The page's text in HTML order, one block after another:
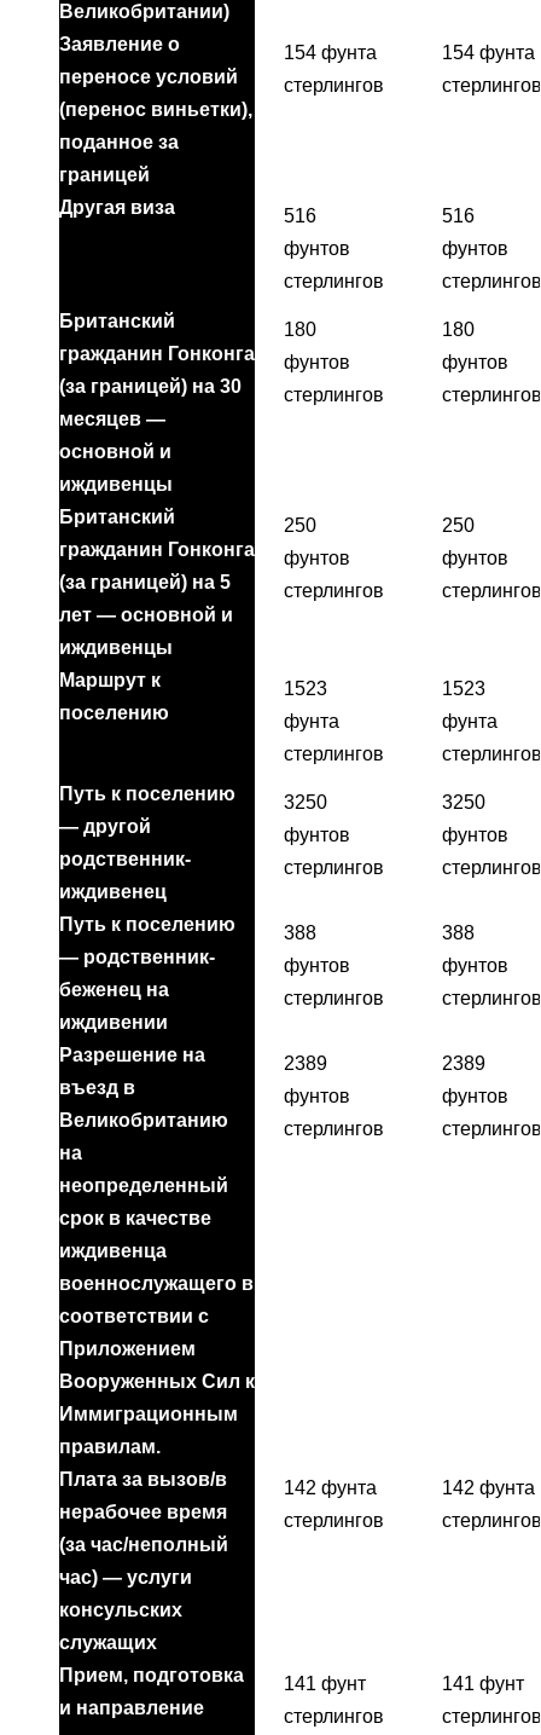
Великобритании)
Заявление о
переносе условий
(перенос виньетки),
поданное за
границей
154 фунта
стерлингов
154 фунта
стерлингов
Другая виза
516
фунтов
стерлингов
516
фунтов
стерлингов
Британский
гражданин Гонконга
(за границей) на 30
месяцев —
основной и
иждивенцы
180
фунтов
стерлингов
180
фунтов
стерлингов
Британский
гражданин Гонконга
(за границей) на 5
лет — основной и
иждивенцы
250
фунтов
стерлингов
250
фунтов
стерлингов
Маршрут к
поселению
1523
фунта
стерлингов
1523
фунта
стерлингов
Путь к поселению
— другой
родственник-
иждивенец
3250
фунтов
стерлингов
3250
фунтов
стерлингов
Путь к поселению
— родственник-
беженец на
иждивении
388
фунтов
стерлингов
388
фунтов
стерлингов
Разрешение на
въезд в
Великобританию
на
неопределенный
срок в качестве
иждивенца
военнослужащего в
соответствии с
Приложением
Вооруженных Сил к
Иммиграционным
правилам.
2389
фунтов
стерлингов
2389
фунтов
стерлингов
Плата за вызов/в
нерабочее время
(за час/неполный
час) — услуги
консульских
служащих
142 фунта
стерлингов
142 фунта
стерлингов
Прием, подготовка
и направление
141 фунт
стерлингов
141 фунт
стерлингов